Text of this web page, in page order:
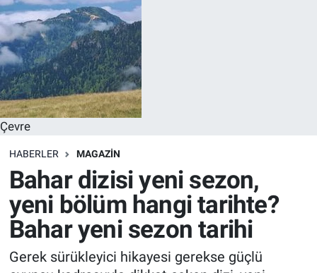
Çevre
HABERLER MAGAZIN
Bahar dizisi yeni sezon,
yeni bölüm hangi tarihte?
Bahar yeni sezon tarihi
Gerek sürükleyici hikayesi gerekse güçlü